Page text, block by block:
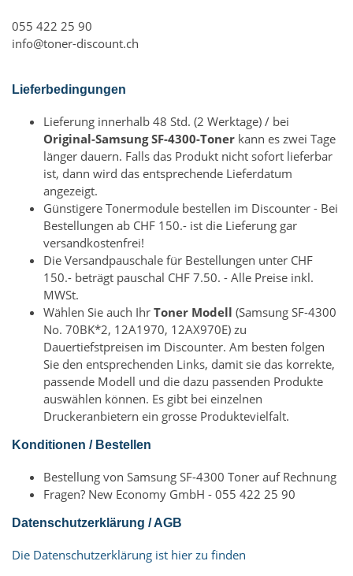
055 422 25 90
info@toner-discount.ch
Lieferbedingungen
Lieferung innerhalb 48 Std. (2 Werktage) / bei
Original-Samsung SF-4300-Toner kann es zwei Tage
länger dauern. Falls das Produkt nicht sofort lieferbar
ist, dann wird das entsprechende Lieferdatum
angezeigt.
Günstigere Tonermodule bestellen im Discounter - Bei
Bestellungen ab CHF 150.- ist die Lieferung gar
versandkostenfrei!
Die Versandpauschale für Bestellungen unter CHF
150.- beträgt pauschal CHF 7.50. - Alle Preise inkl.
MWSt.
Wählen Sie auch Ihr Toner Modell (Samsung SF-4300
No. 70BK*2, 12A1970, 12AX970E) zu
Dauertiefstpreisen im Discounter. Am besten folgen
Sie den entsprechenden Links, damit sie das korrekte,
passende Modell und die dazu passenden Produkte
auswählen können. Es gibt bei einzelnen
Druckeranbietern ein grosse Produktevielfalt.
Konditionen / Bestellen
Bestellung von Samsung SF-4300 Toner auf Rechnung
Fragen? New Economy GmbH - 055 422 25 90
Datenschutzerklärung / AGB
Die Datenschutzerklärung ist hier zu finden